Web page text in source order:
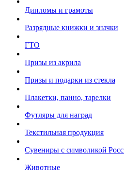
Дипломы и грамоты
Разрядные книжки и значки
ГТО
Призы из акрила
Призы и подарки из стекла
Плакетки, панно, тарелки
Футляры для наград
Текстильная продукция
Сувениры с символикой
Животные